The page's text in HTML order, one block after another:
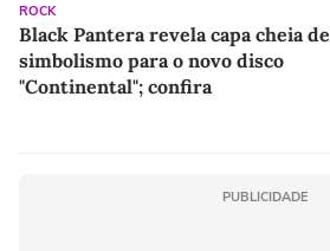
ROCK
Black Pantera revela capa cheia de
simbolismo para o novo disco
"Continental"; confira
PUBLICIDADE